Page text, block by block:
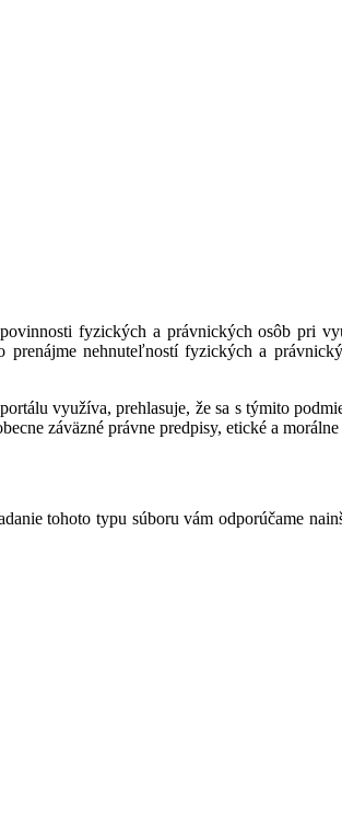
fyzických a právnických osôb pri
nehnuteľností fyzických a
využíva, prehlasuje, že sa s týmito
záväzné právne predpisy, etické a
tohoto typu súboru vám odporúčame